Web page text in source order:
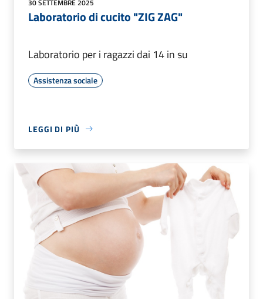
30 SETTEMBRE 2025
Laboratorio di cucito "ZIG ZAG"
Laboratorio per i ragazzi dai 14 in su
Assistenza sociale
LEGGI DI PIÙ